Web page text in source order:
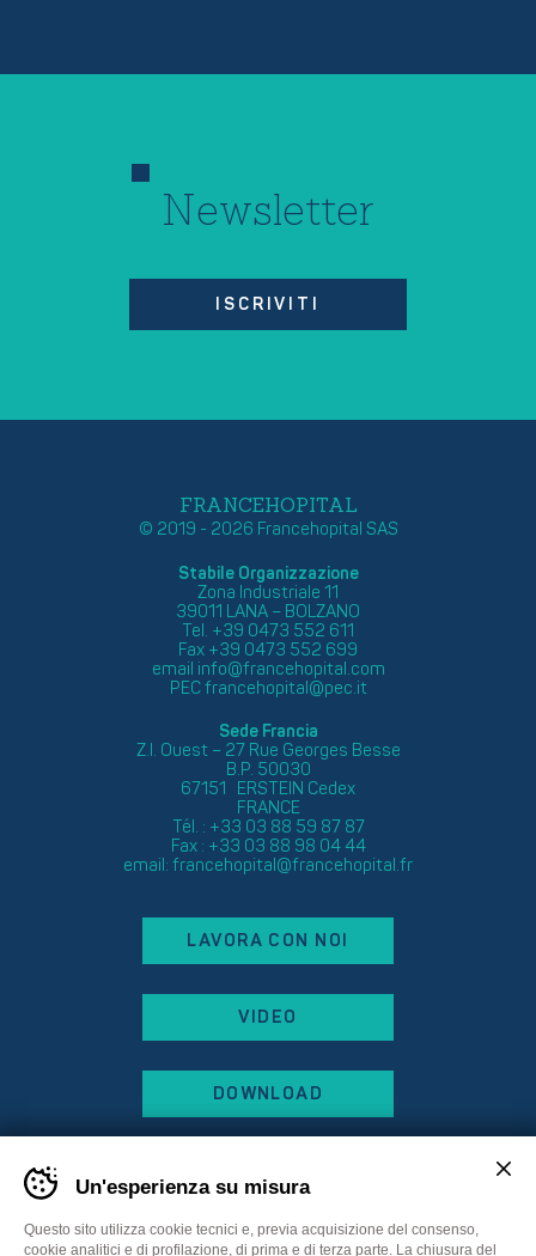
Newsletter
ISCRIVITI
FRANCEHOPITAL
© 2019 - 2026 Francehopital SAS
Stabile Organizzazione
Zona Industriale 11
39011 LANA – BOLZANO
Tel. +39 0473 552 611
Fax +39 0473 552 699
email info@francehopital.com
PECfrancehopital@pec.it
Sede Francia
Z.I. Ouest – 27 Rue Georges Besse
B.P. 50030
67151 ERSTEIN Cedex
FRANCE
Tél. : +33 03 88 59 87 87
Fax : +33 03 88 98 04 44
email: francehopital@francehopital.fr
LAVORA CON NOI
VIDEO
DOWNLOAD
Un'esperienza su misura
Questo sito utilizza cookie tecnici e, previa acquisizione del consenso,
cookie analitici e di profilazione, di prima e di terza parte. La chiusura del